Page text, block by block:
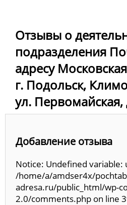
Отзывы о
подразделения
адресу
г. Подольск,
ул. Первомайская,
Добавление отзыва
Notice: Undefined variable:
/home/a/amdser4x/
adresa.ru/public_html/wp-
2.0/comments.php on line